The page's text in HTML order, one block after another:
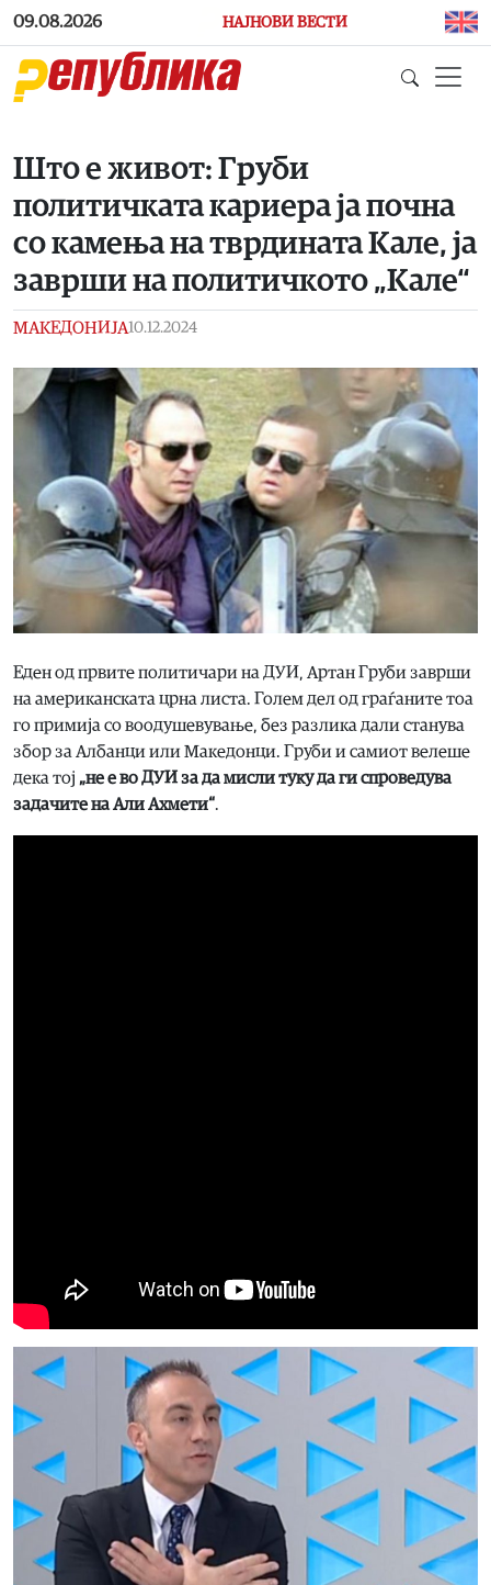
Skip to main content
09.08.2026 НАЈНОВИ ВЕСТИ
Што е живот: Груби
политичката кариера ја почна
со камења на тврдината Кале, ја
заврши на политичкото „Кале“
МАКЕДОНИЈА10.12.2024
Еден од првите политичари на ДУИ, Артан Груби заврши
на американската црна листа. Голем дел од граѓаните тоа
го примија со воодушевување, без разлика дали станува
збор за Албанци или Македонци. Груби и самиот велеше
дека тој „не е во ДУИ за да мисли туку да ги спроведува
задачите на Али Ахмети“.